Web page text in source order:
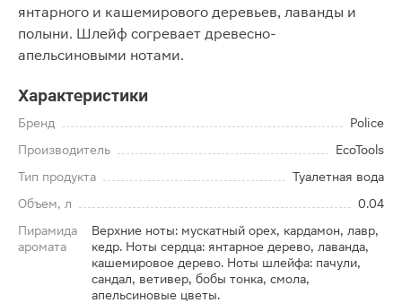
янтарного и кашемирового деревьев, лаванды и
полыни. Шлейф согревает древесно-
апельсиновыми нотами.
Характеристики
Бренд
Police
Производитель
EcoTools
Тип продукта
Туалетная вода
Объем, л
0.04
Пирамида
аромата
Верхние ноты: мускатный орех, кардамон, лавр,
кедр. Ноты сердца: янтарное дерево, лаванда,
кашемировое дерево. Ноты шлейфа: пачули,
сандал, ветивер, бобы тонка, смола,
апельсиновые цветы.